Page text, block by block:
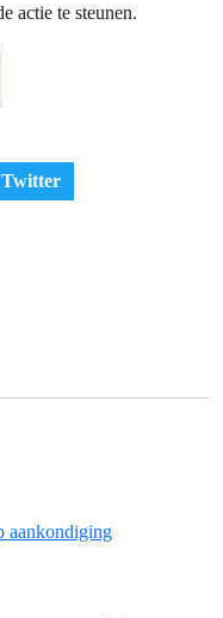
actie te steunen.